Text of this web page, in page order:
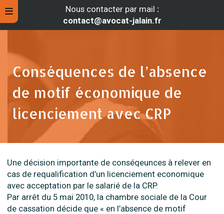
Nous contacter par mail :
contact@avocat-jalain.fr
Conséquences de l’absence
de motif économique de
licenciement avec CRP
Une décision importante de conséqeunces à relever en
cas de requalification d’un licenciement economique
avec acceptation par le salarié de la CRP.
Par arrêt du 5 mai 2010, la chambre sociale de la Cour
de cassation décide que « en l’absence de motif